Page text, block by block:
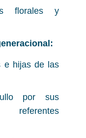
florales y
e hijas de las
por sus